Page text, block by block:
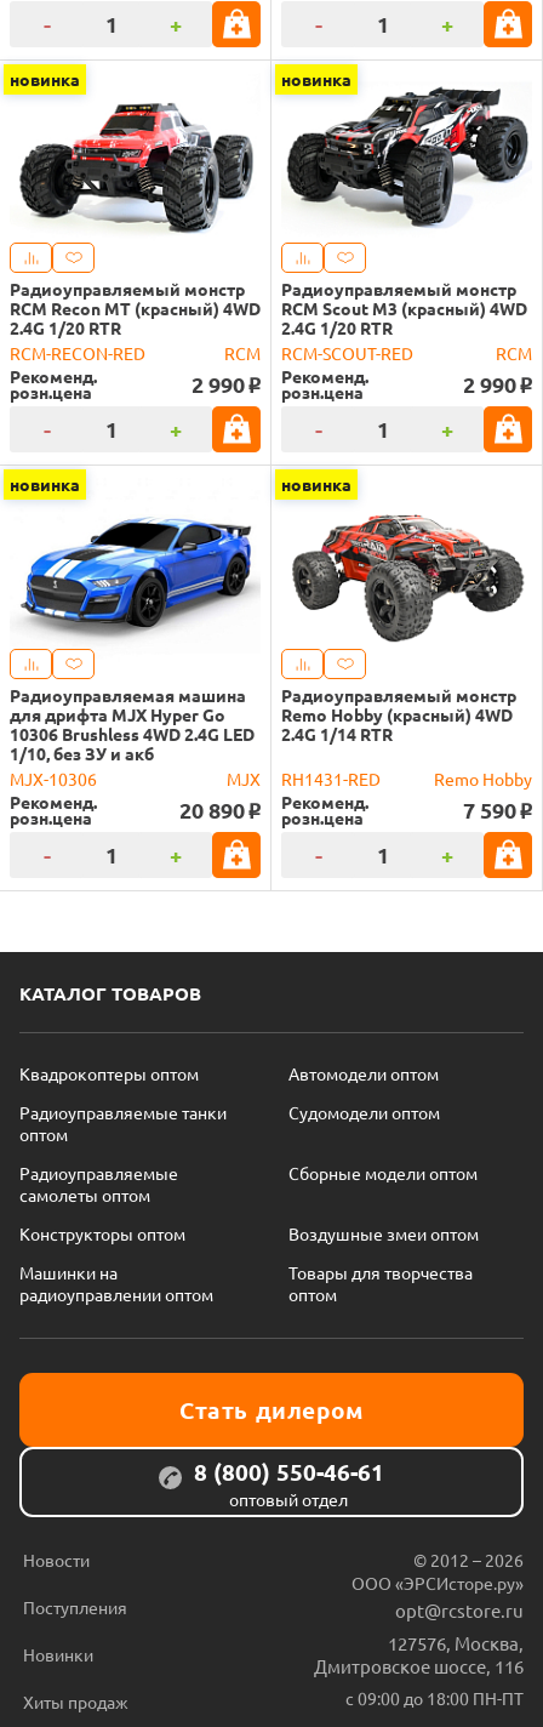
- + - +
новинка
Радиоуправляемый монстр
RCM Recon MT (красный) 4WD
2.4G 1/20 RTR
RCM-RECON-RED
RCM
Рекоменд.
розн.цена 2 990 o
- +
новинка
Радиоуправляемый монстр
RCM Scout M3 (красный) 4WD
2.4G 1/20 RTR
RCM-SCOUT-RED
RCM
Рекоменд.
розн.цена 2 990 o
- +
новинка
Радиоуправляемая машина
для дрифта MJX Hyper Go
10306 Brushless 4WD 2.4G LED
1/10, без ЗУ и акб
MJX-10306
MJX
Рекоменд.
розн.цена 20 890 o
- +
новинка
Радиоуправляемый монстр
Remo Hobby (красный) 4WD
2.4G 1/14 RTR
RH1431-RED
Remo Hobby
Рекоменд.
розн.цена 7 590 o
- +
КАТАЛОГ ТОВАРОВ
Квадрокоптеры оптом
Автомодели оптом
Радиоуправляемые танки
оптом
Судомодели оптом
Радиоуправляемые
самолеты оптом
Сборные модели оптом
Конструкторы оптом
Воздушные змеи оптом
Машинки на
радиоуправлении оптом
Товары для творчества
оптом
Стать дилером
8 (800) 550-46-61
оптовый отдел
Новости
Поступления
Новинки
Хиты продаж
© 2012 – 2026
ООО «ЭРСИсторе.ру»
opt@rcstore.ru
127576 Москва
Дмитровское шоссе, 116
с 09:00 до 18:00 ПН-ПТ